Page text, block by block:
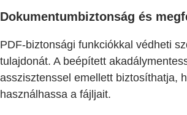
Dokumentumbiztonság és
PDF-biztonsági funkciókkal védheti
tulajdonát. A beépített
asszisztenssel emellett biztosíthatja,
használhassa a fájljait.